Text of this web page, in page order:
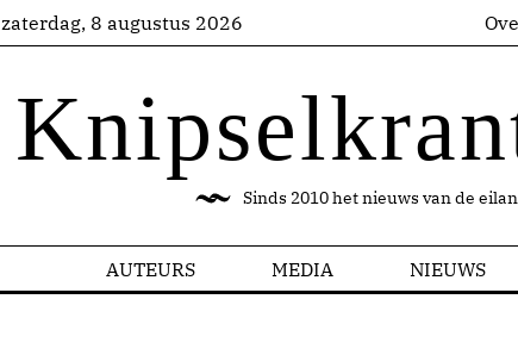
zaterdag, 8 augustus 2026
Sinds 2010 het nieuws van de
AUTEURS MEDIA NIEUWS